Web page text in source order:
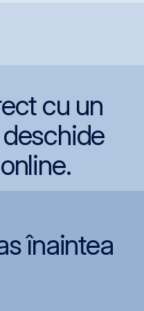
cu un
online.
înaintea